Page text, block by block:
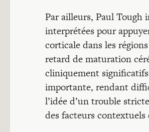
Par ailleurs, Paul Tough
interprétées pour
corticale dans les
retard de maturation
cliniquement
importante, rendant
l’idée d’un trouble
des facteurs